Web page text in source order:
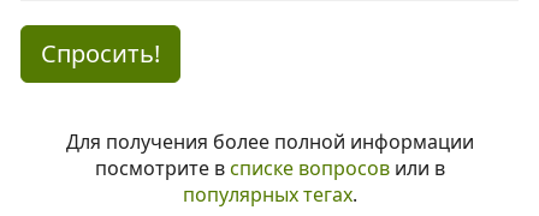
Спросить!
Для получения более полной информации
посмотрите всписке вопросовили в
популярных тегах.